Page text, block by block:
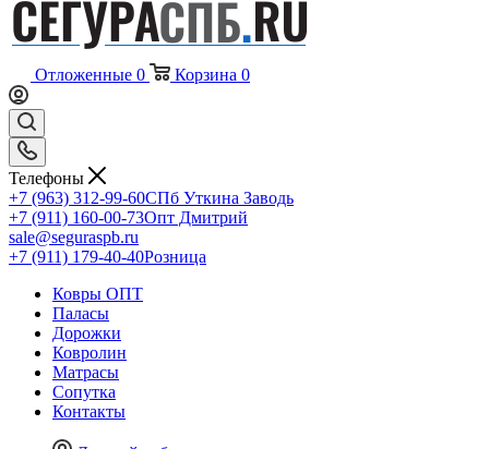
Отложенные 0 Корзина 0
Телефоны
+7 (963) 312-99-60СПб Уткина Заводь
+7 (911) 160-00-73Опт Дмитрий
sale@seguraspb.ru
+7 (911) 179-40-40Розница
Ковры ОПТ
Паласы
Дорожки
Ковролин
Матрасы
Сопутка
Контакты